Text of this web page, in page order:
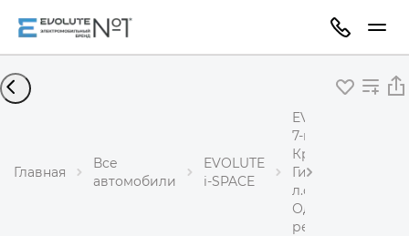
Главная
Все
автомобили
EVOLUTE
i-SPACE
EVOLUTE i-SPACE
7-местный
Кроссовер
Гибрид 1,5 л 218
л.с.
редуктор